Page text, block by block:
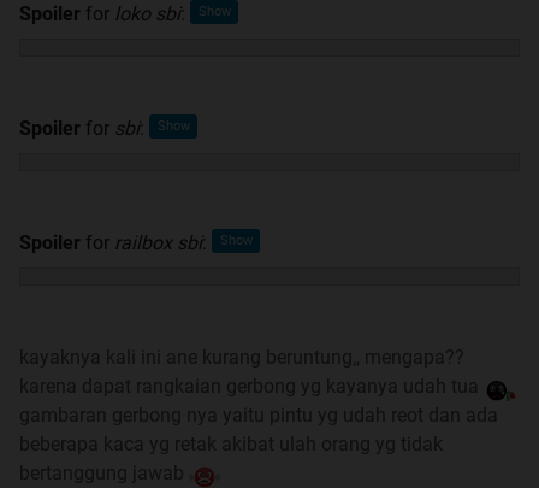
Syarat Penukaran struk online ke tiket KA by Agan
Spoiler for loko sbi:
Spoiler for sbi:
Spoiler for railbox sbi:
kayaknya kali ini ane kurang beruntung,, mengapa??
karena dapat rangkaian gerbong yg kayanya udah tua
gambaran gerbong nya yaitu pintu yg udah reot dan ada
beberapa kaca yg retak akibat ulah orang yg tidak
bertanggung jawab